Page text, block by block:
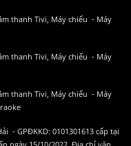
thanh Tivi, Máy chiếu - Máy
thanh Tivi, Máy chiếu - Máy
thanh Tivi, Máy chiếu - Máy
- GPĐKKD: 0101301613 cấp tại